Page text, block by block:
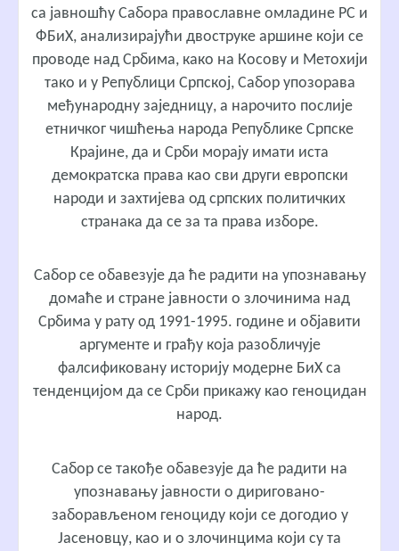
са јавношћу Сабора православне омладине РС и
ФБиХ, анализирајући двоструке аршине који се
проводе над Србима, како на Косову и Метохији
тако и у Републици Српској, Сабор упозорава
међународну заједницу, а нарочито послије
етничког чишћења народа Републике Српске
Крајине, да и Срби морају имати иста
демократска права као сви други европски
народи и захтијева од српских политичких
странака да се за та права изборе.
Сабор се обавезује да ће радити на упознавању
домаће и стране јавности о злочинима над
Србима у рату од 1991-1995. године и објавити
аргументе и грађу која разобличује
фалсификовану историју модерне БиХ са
тенденцијом да се Срби прикажу као геноцидан
народ.
Сабор се такође обавезује да ће радити на
упознавању јавности о дириговано-
заборављеном геноциду који се догодио у
Јасеновцу, као и о злочинцима који су та